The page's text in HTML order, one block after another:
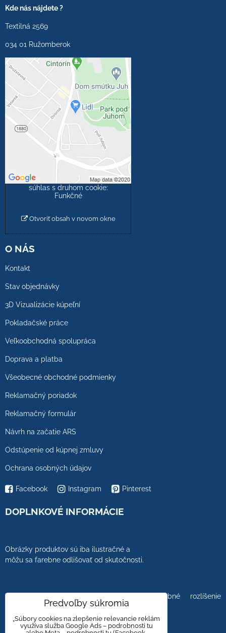
Kde nás nájdete ?
Textilná 2569
034 01 Ružomberok
Externý obsah je
blokovaný Voľbami
súkromia
Prajete si načítať externý
obsah?
Povoliť tentokrát
Povoliť a zapamätať -
súhlas s druhom cookie:
Funkčné
Otvoriť obsah v novom okne
O NÁS
Kontakt
Stav objednávky
3D Vizualizácie kúpeľní
Pokladačské práce
Veľkoobchodná spolupráca
Doprava a platba
Všeobecné obchodné podmienky
Reklamačný poriadok
Reklamačný formulár
Návrh na začatie ARS
Odstúpenie od kúpnej zmluvy
Ochrana osobných údajov
Facebook Instagram Pinterest
DOPLNKOVÉ INFORMÁCIE
Obrázky produktov sú iba ilustračné a
môžu sa farebne odlišovať od skutočnosti.
Farebnosť obrázkov tiež ovplyvňuje farebné rozlíšenie
zobrazovacej jednotky.Predvoľby súkromia
„Súbory cookies na zlepšenie relevancie reklám
využíva služba Google Ads – podrobnosti tu